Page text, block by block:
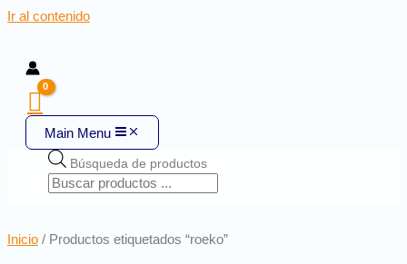
Ir al contenido
Main Menu
Búsqueda de productos
Inicio / Productos etiquetados “roeko”